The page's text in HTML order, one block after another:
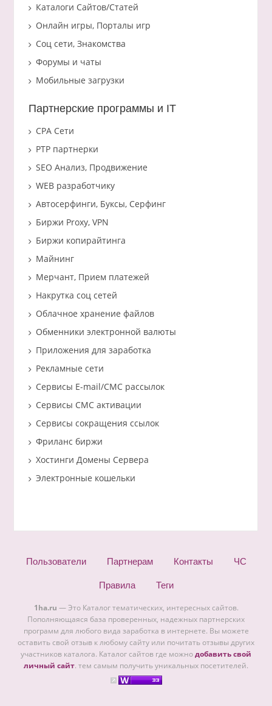
Каталоги Сайтов/Статей
Онлайн игры, Порталы игр
Соц сети, Знакомства
Форумы и чаты
Мобильные загрузки
Партнерские программы и IT
CPA Сети
PTP партнерки
SEO Анализ, Продвижение
WEB разработчику
Автосерфинги, Буксы, Серфинг
Биржи Proxy, VPN
Биржи копирайтинга
Майнинг
Мерчант, Прием платежей
Накрутка соц сетей
Облачное хранение файлов
Обменники электронной валюты
Приложения для заработка
Рекламные сети
Сервисы E-mail/СМС рассылок
Сервисы СМС активации
Сервисы сокращения ссылок
Фриланс биржи
Хостинги Домены Сервера
Электронные кошельки
Пользователи Партнерам Контакты ЧС
Правила Теги
1ha.ru — Это Каталог тематических, интересных сайтов.
Пополняющаяся база проверенных, надежных партнерских
программ для любого вида заработка в интернете. Вы можете
оставить свой отзыв к любому сайту или почитать отзывы других
участников каталога. Каталог сайтов где можнодобавить свой
личный сайт. тем самым получить уникальных посетителей.